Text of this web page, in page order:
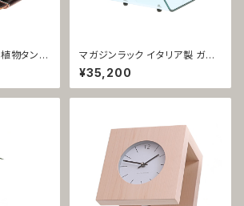
物タンニ
ラウン 携
マガジンラック イタリア製 ガラ
ス ポルタリヴィステ 1040
¥35,200